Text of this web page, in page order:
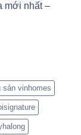
mới nhất –
sản vinhomes